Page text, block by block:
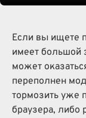
Если вы ищете
имеет большой
может
переполнен
тормозить уже
браузера, либо